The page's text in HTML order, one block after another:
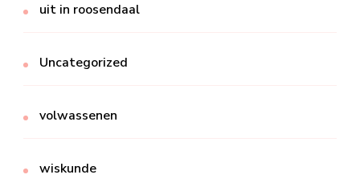
uit in roosendaal
Uncategorized
volwassenen
wiskunde